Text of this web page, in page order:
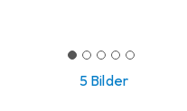
5 Bilder